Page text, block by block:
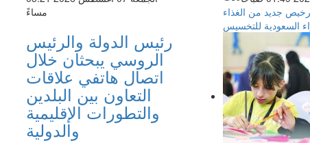
مساءً
رئيس الدولة والرئيس
الروسي يبحثان خلال
اتصال هاتفي علاقات
التعاون بين البلدين
والتطورات الإقليمية
والدولية
جديد من الغذاء
السعودية للتخسيس